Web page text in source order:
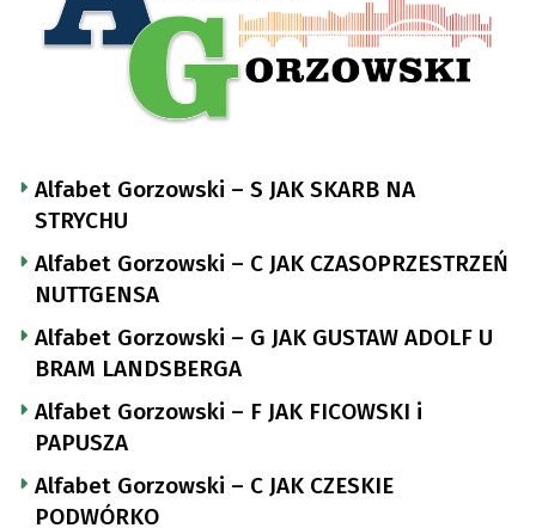
Alfabet Gorzowski – S JAK SKARB NA
STRYCHU
Alfabet Gorzowski – C JAK CZASOPRZESTRZEŃ
NUTTGENSA
Alfabet Gorzowski – G JAK GUSTAW ADOLF U
BRAM LANDSBERGA
Alfabet Gorzowski – F JAK FICOWSKI i
PAPUSZA
Alfabet Gorzowski – C JAK CZESKIE
PODWÓRKO